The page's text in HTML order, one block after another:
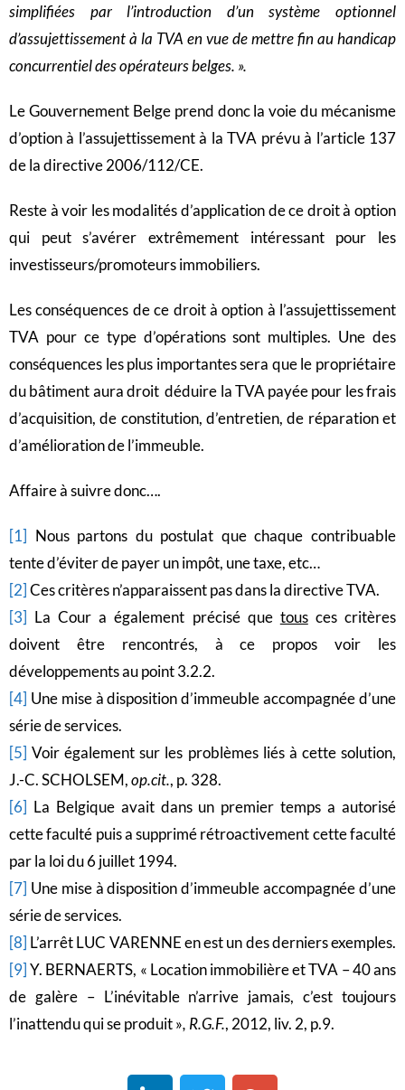
simplifiées par l’introduction d’un système optionnel
d’assujettissement à la TVA en vue de mettre fin au handicap
concurrentiel des opérateurs belges. ».
Le Gouvernement Belge prend donc la voie du mécanisme
d’option à l’assujettissement à la TVA prévu à l’article 137
de la directive 2006/112/CE.
Reste à voir les modalités d’application de ce droit à option
qui peut s’avérer extrêmement intéressant pour les
investisseurs/promoteurs immobiliers.
Les conséquences de ce droit à option à l’assujettissement
TVA pour ce type d’opérations sont multiples. Une des
conséquences les plus importantes sera que le propriétaire
du bâtiment aura droit déduire la TVA payée pour les frais
d’acquisition, de constitution, d’entretien, de réparation et
d’amélioration de l’immeuble.
Affaire à suivre donc….
[1] Nous partons du postulat que chaque contribuable
tente d’éviter de payer un impôt, une taxe, etc…
[2] Ces critères n’apparaissent pas dans la directive TVA.
[3] La Cour a également précisé que tousces critères
doivent être rencontrés, à ce propos voir les
développements au point 3.2.2.
[4] Une mise à disposition d’immeuble accompagnée d’une
série de services.
[5] Voir également sur les problèmes liés à cette solution,
J.-C. SCHOLSEM,op.cit., p. 328.
[6] La Belgique avait dans un premier temps a autorisé
cette faculté puis a supprimé rétroactivement cette faculté
par la loi du 6 juillet 1994.
[7] Une mise à disposition d’immeuble accompagnée d’une
série de services.
[8] L’arrêt LUC VARENNE en est un des derniers exemples.
[9] Y. BERNAERTS, « Location immobilière et TVA – 40 ans
de galère – L’inévitable n’arrive jamais, c’est toujours
l’inattendu qui se produit », R.G.F., 2012, liv. 2, p.9.